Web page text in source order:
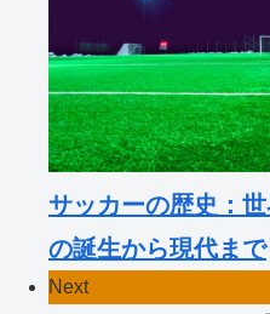
サッカーの歴史：
の誕生から現代まで
Next